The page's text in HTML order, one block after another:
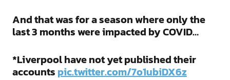
And that was for a season where only the
last 3 months were impacted by COVID…
*Liverpool have not yet published their
accounts pic.twitter.com/7o1ubiDX6z